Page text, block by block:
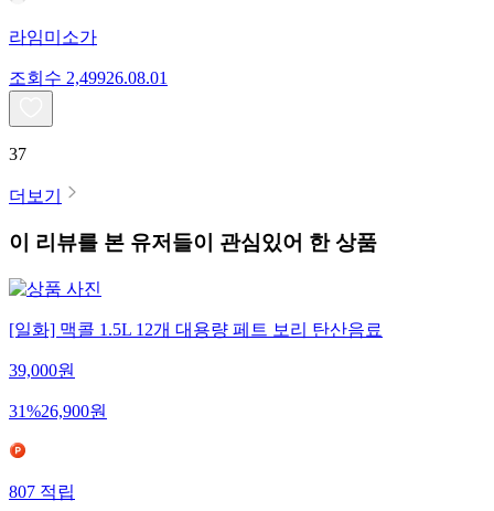
라임미소가
조회수 2,49926.08.01
37
더보기
이 리뷰를 본 유저들이 관심있어 한 상품
[일화] 맥콜 1.5L 12개 대용량 페트 보리 탄산음료
39,000원
31%26,900원
807 적립